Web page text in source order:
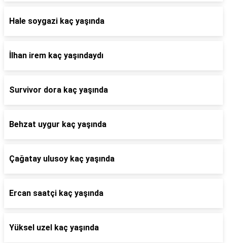
Hale soygazi kaç yaşında
İlhan irem kaç yaşındaydı
Survivor dora kaç yaşında
Behzat uygur kaç yaşında
Çağatay ulusoy kaç yaşında
Ercan saatçi kaç yaşında
Yüksel uzel kaç yaşında